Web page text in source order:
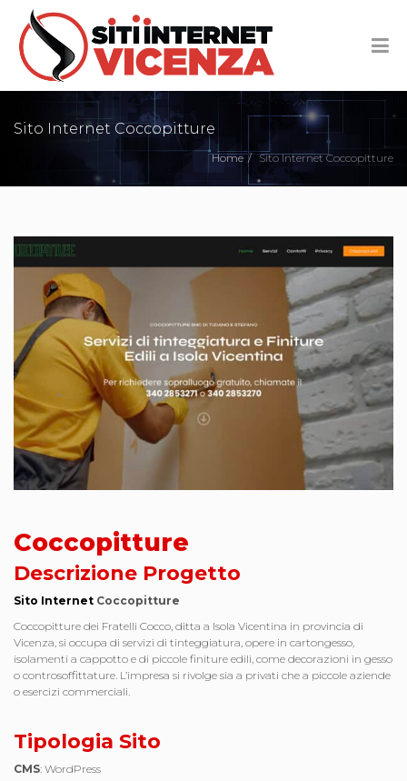
Sito Internet Coccopitture
Home Sito Internet Coccopitture
Coccopitture
Descrizione Progetto
Sito Internet Coccopitture
Coccopitture dei Fratelli Cocco, ditta a Isola Vicentina in provincia di
Vicenza, si occupa di servizi di tinteggiatura, opere in cartongesso,
isolamenti a cappotto e di piccole finiture edili, come decorazioni in gesso
o controsoffittature. L’impresa si rivolge sia a privati che a piccole aziende
o esercizi commerciali.
Tipologia Sito
CMS: WordPress